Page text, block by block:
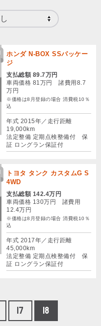
ホンダ N-BOX SSパッケー
ジ
支払総額 89.7万円
車両価格 81万円 諸費用8.7
万円
※価格は8月登録の場合 消費税10％
込
年式 2015年／走行距離
19,000km
法定整備 定期点検整備付 保
証 ロングラン保証付
トヨタ タンク カスタムG S
4WD
支払総額 142.4万円
車両価格 130万円 諸費用
12.4万円
※価格は8月登録の場合 消費税10％
込
年式 2017年／走行距離
45,000km
法定整備 定期点検整備付 保
証 ロングラン保証付
17 18